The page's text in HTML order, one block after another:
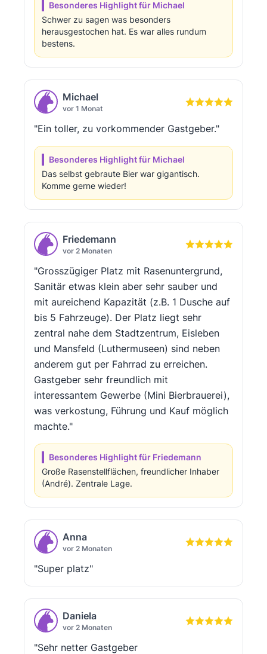
Besonderes Highlight für Michael
Schwer zu sagen was besonders
herausgestochen hat. Es war alles rundum
bestens.
Michael
vor 1 Monat
"Ein toller, zu vorkommender Gastgeber."
Besonderes Highlight für Michael
Das selbst gebraute Bier war gigantisch.
Komme gerne wieder!
Friedemann
vor 2 Monaten
"Grosszügiger Platz mit Rasenuntergrund,
Sanitär etwas klein aber sehr sauber und
mit aureichend Kapazität (z.B. 1 Dusche auf
bis 5 Fahrzeuge). Der Platz liegt sehr
zentral nahe dem Stadtzentrum, Eisleben
und Mansfeld (Luthermuseen) sind neben
anderem gut per Fahrrad zu erreichen.
Gastgeber sehr freundlich mit
interessantem Gewerbe (Mini Bierbrauerei),
was verkostung, Führung und Kauf möglich
machte."
Besonderes Highlight für Friedemann
Große Rasenstellflächen, freundlicher Inhaber
(André). Zentrale Lage.
Anna
vor 2 Monaten
"Super platz"
Daniela
vor 2 Monaten
"Sehr netter Gastgeber